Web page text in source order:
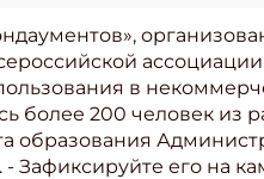
в
более 200 человек из
Зафиксируйте его на